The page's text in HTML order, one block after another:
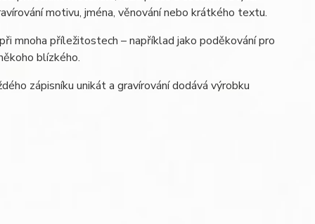
motivu, jména, věnování nebo krátkého textu.
mnoha příležitostech – například jako poděkování pro
blízkého.
zápisníku unikát a gravírování dodává výrobku